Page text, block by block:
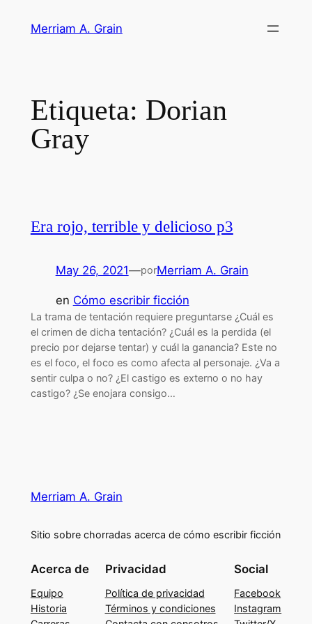
Merriam A. Grain
Etiqueta: Dorian
Gray
Era rojo, terrible y delicioso p3
May 26, 2021—porMerriam A. Grain
en Cómo escribir ficción
La trama de tentación requiere preguntarse ¿Cuál es
el crimen de dicha tentación? ¿Cuál es la perdida (el
precio por dejarse tentar) y cuál la ganancia? Este no
es el foco, el foco es como afecta al personaje. ¿Va a
sentir culpa o no? ¿El castigo es externo o no hay
castigo? ¿Se enojara consigo…
Merriam A. Grain
Sitio sobre chorradas acerca de cómo escribir ficción
Acerca de
Equipo
Historia
Privacidad
Política de privacidad
Términos y condiciones
Social
Facebook
Instagram